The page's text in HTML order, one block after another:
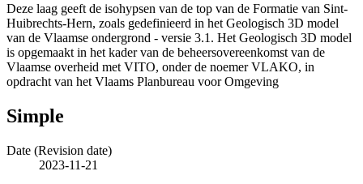
Deze laag geeft de isohypsen van de top van de Formatie van Sint-
Huibrechts-Hern, zoals gedefinieerd in het Geologisch 3D model
van de Vlaamse ondergrond - versie 3.1. Het Geologisch 3D model
is opgemaakt in het kader van de beheersovereenkomst van de
Vlaamse overheid met VITO, onder de noemer VLAKO, in
opdracht van het Vlaams Planbureau voor Omgeving
Simple
Date (Revision date)
2023-11-21